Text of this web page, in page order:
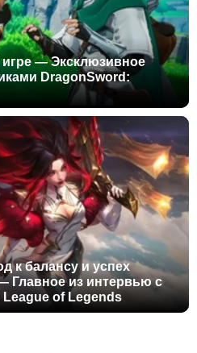
игре — Эксклюзивное
DragonSword:
к балансу и успех
Главное из интервью с
League of Legends